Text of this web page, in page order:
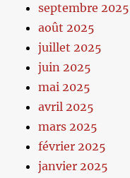
septembre 2025
août 2025
juillet 2025
juin 2025
mai 2025
avril 2025
mars 2025
février 2025
janvier 2025